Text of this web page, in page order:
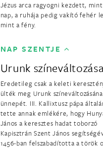
Jézus arca ragyogni kezdett,
nap, a ruhája pedig vakító fehér
mint a fény.
NAP SZENTJE
Urunk színeváltozása
Eredetileg csak a keleti
ülték meg Urunk
ünnepét. III. Kallixtusz pápa
tette annak emlékére, hogy
János a keresztes hadat toborzó
Kapisztrán Szent János
1456-ban felszabadította a török